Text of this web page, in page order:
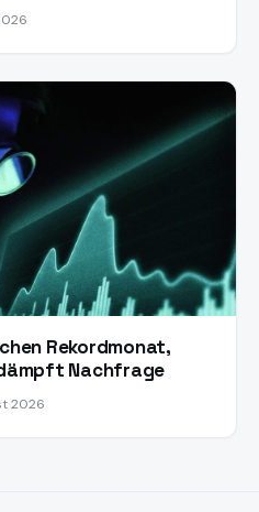
Rekordmonat,
Nachfrage
2026